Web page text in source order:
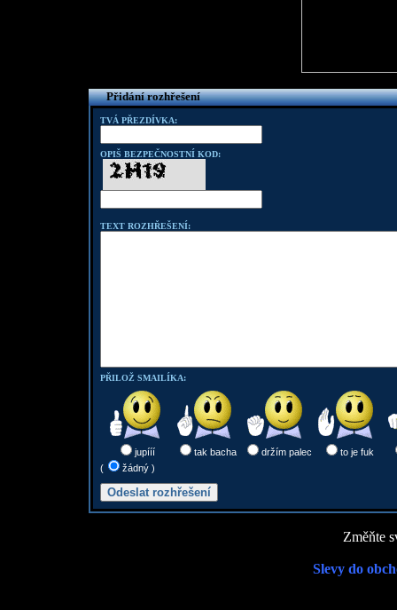
Přidání rozhřešení
TVÁ PŘEZDÍVKA:
OPIŠ BEZPEČNOSTNÍ KOD:
TEXT ROZHŘEŠENÍ:
PŘILOŽ SMAILÍKA:
jupííí tak bacha držím palec
to je fuk
(
žádný )
Změňte
Slevy do